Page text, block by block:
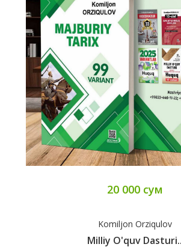
20 000 сум
Komiljon Orziqulov
Milliy O'quv Dasturi..